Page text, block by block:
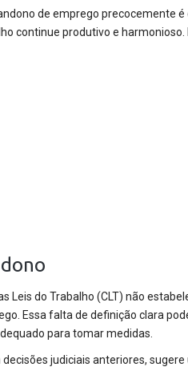
de emprego precocemente
continue produtivo e
Leis do Trabalho (CLT) não
Essa falta de definição clara
para tomar medidas.
judiciais anteriores,